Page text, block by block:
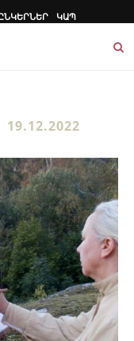
ԿԱՊ
19.12.2022